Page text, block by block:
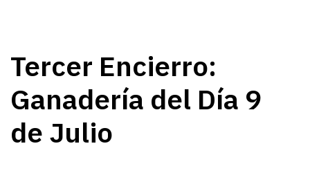
Tercer Encierro:
Ganadería del Día 9
de Julio